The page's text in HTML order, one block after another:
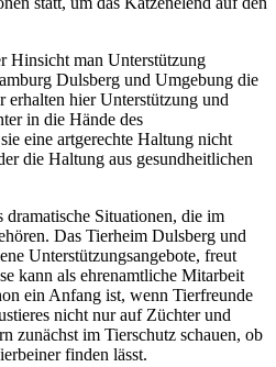
Hinsicht man Unterstützung
Dulsberg und Umgebung die
hier Unterstützung und
in die Hände des
eine artgerechte Haltung nicht
die Haltung aus gesundheitlichen
Situationen, die im
Das Tierheim Dulsberg und
Unterstützungsangebote, freut
kann als ehrenamtliche Mitarbeit
ein Anfang ist, wenn Tierfreunde
nicht nur auf Züchter und
zunächst im Tierschutz schauen, ob
finden lässt.